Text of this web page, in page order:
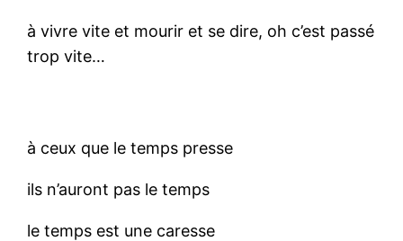
à vivre vite et mourir et se dire, oh c’est passé
trop vite…
à ceux que le temps presse
ils n’auront pas le temps
le temps est une caresse